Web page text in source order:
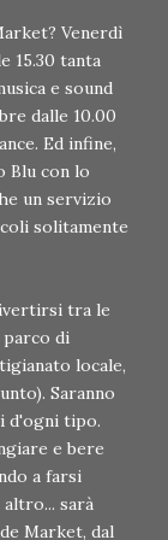
Venerdì
15.30 tanta
e sound
dalle 10.00
Ed infine,
Blu con lo
un servizio
solitamente
tra le
parco di
locale,
Saranno
d'ogni tipo.
e bere
a farsi
sarà
Market, dal